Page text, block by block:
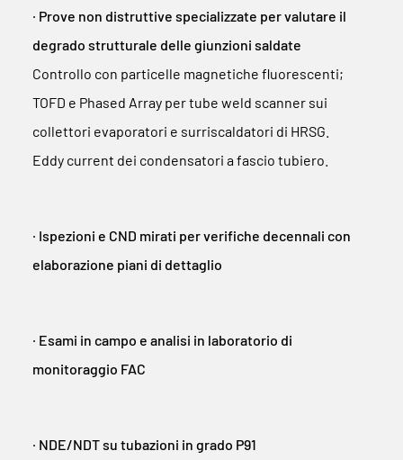
∙ Prove non distruttive specializzate per valutare il
degrado strutturale delle giunzioni saldate
Controllo con particelle magnetiche fluorescenti;
TOFD e Phased Array per tube weld scanner sui
collettori evaporatori e surriscaldatori di HRSG.
Eddy current dei condensatori a fascio tubiero.
∙ Ispezioni e CND mirati per verifiche decennali con
elaborazione piani di dettaglio
∙ Esami in campo e analisi in laboratorio di
monitoraggio FAC
∙ NDE/NDT su tubazioni in grado P91